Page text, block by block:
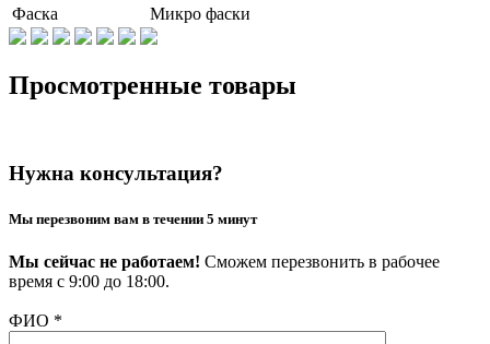
Фаска
Микро фаски
Просмотренные товары
Нужна консультация?
Мы перезвоним вам в течении 5 минут
Мы сейчас не работаем! Сможем перезвонить в рабочее
время с 9:00 до 18:00.
ФИО *